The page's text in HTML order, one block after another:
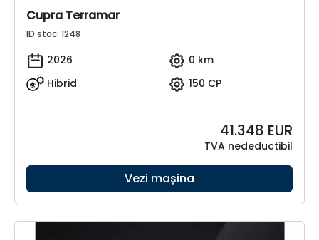
Cupra Terramar
ID stoc: 1248
2026
0 km
Hibrid
150 CP
41.348 EUR
TVA nedeductibil
Vezi mașina